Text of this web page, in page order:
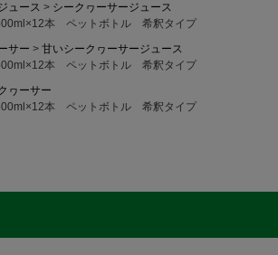
ュース
シークヮーサージュース
本 ペットボトル 希釈タイプ
サー
甘いシークヮーサージュース
本 ペットボトル 希釈タイプ
ヮーサー
本 ペットボトル 希釈タイプ